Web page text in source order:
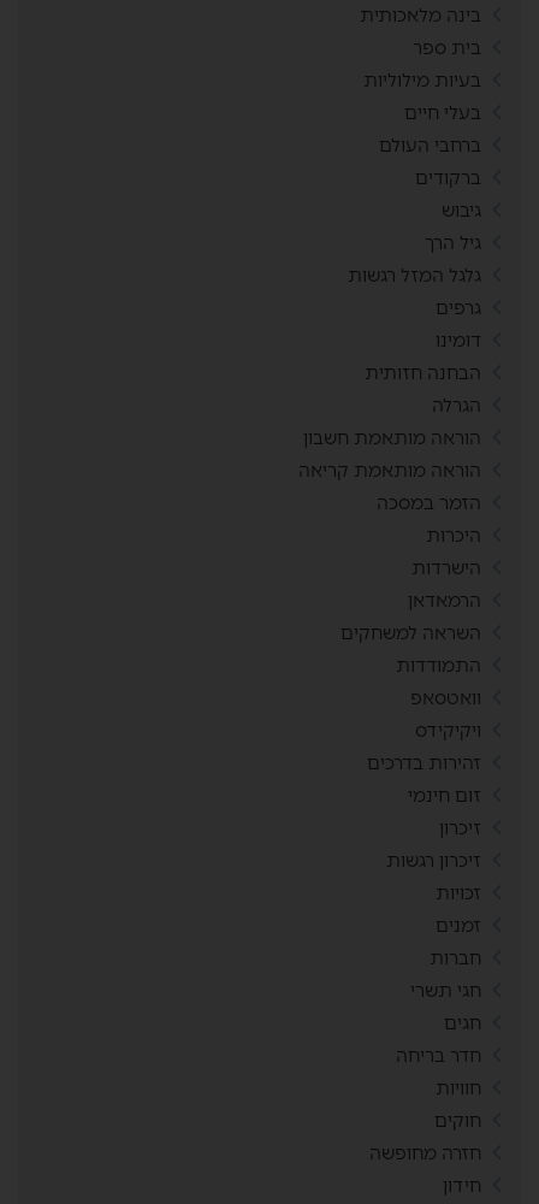
בינה מלאכותית
בית ספר
בעיות מילוליות
בעלי חיים
ברחבי העולם
ברקודים
גיבוש
גיל הרך
גלגל המזל רגשות
גרפים
דומינו
הבחנה חזותית
הגרלה
הוראה מותאמת חשבון
הוראה מותאמת קריאה
הזמר במסכה
היכרות
הישרדות
הרמאדאן
השראה למשחקים
התמודדות
וואטסאפ
ויקיקידס
זהירות בדרכים
זום חינמי
זיכרון
זיכרון רגשות
זכויות
זמנים
חברות
חגי תשרי
חגים
חדר בריחה
חוויות
חוקים
חזרה מחופשה
חידון